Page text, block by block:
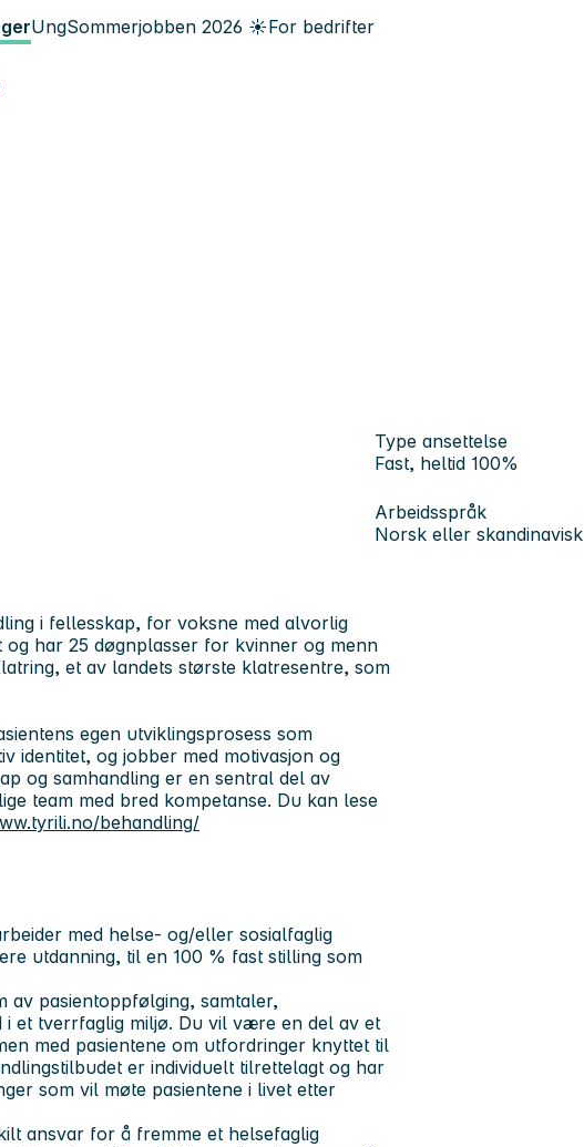
UngSommerjobben 2026 ☀️For bedrifter
Type ansettelse
Fast, heltid 100%
Arbeidsspråk
Norsk eller skandinavisk
i fellesskap, for voksne med alvorlig
og har 25 døgnplasser for kvinner og menn
et av landets største klatresentre, som
egen utviklingsprosess som
identitet, og jobber med motivasjon og
og samhandling er en sentral del av
team med bred kompetanse. Du kan lese
behandling/
med helse- og/eller sosialfaglig
utdanning, til en 100 % fast stilling som
pasientoppfølging, samtaler,
i et tverrfaglig miljø. Du vil være en del av et
med pasientene om utfordringer knyttet til
er individuelt tilrettelagt og har
som vil møte pasientene i livet etter
ansvar for å fremme et helsefaglig